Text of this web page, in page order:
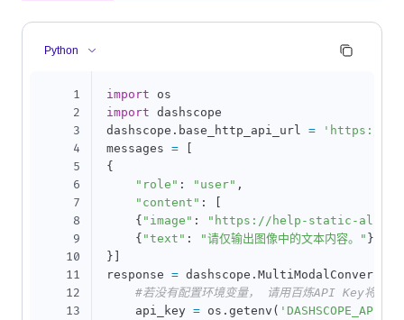
Python
1
2
3
4
5
6
7
8
9
10
11
12
13
import
import dashscope
dashscope . base_http_api_url =
'https://
messages =
{
"role" : "user" ,
"content" :
{ "image" :
"https://help-static-aliyun-
{ "text" : "请仅输出图像中的文本内容。" }
}
response = dashscope .
#若没有配置环境变量， 请用百炼API Key将
    api_key
= os . getenv (